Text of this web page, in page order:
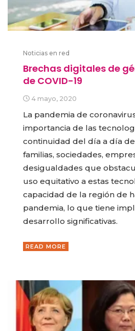
Noticias en red
Brechas digitales de
de COVID-19
4 mayo, 2020
La pandemia de
importancia de las
continuidad del día a día
familias, sociedades,
desigualdades que
uso equitativo a estas
capacidad de la región de
pandemia, lo que tiene
desarrollo significativas.
READ MORE